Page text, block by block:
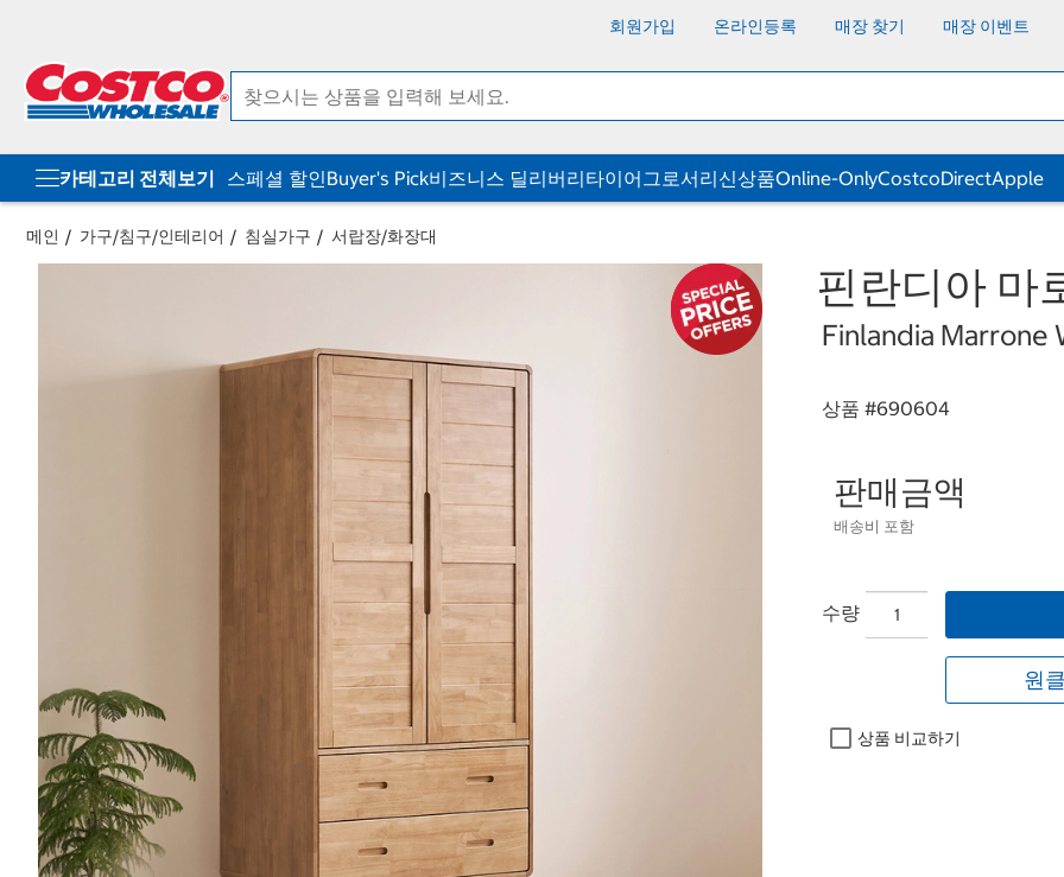
회원가입 온라인등록 매장 찾기 매장 이벤트
카테고리 전체보기 스페셜 할인Buyer's Pick비즈니스 딜리버리타이어그로서리신상품Online-OnlyCostcoDirectApple
메인 가구/침구/인테리어 침실가구 서랍장/화장대
핀란디아 마
Finlandia Marrone
상품 #690604
판매금액
배송비 포함
수량
원
상품 비교하기